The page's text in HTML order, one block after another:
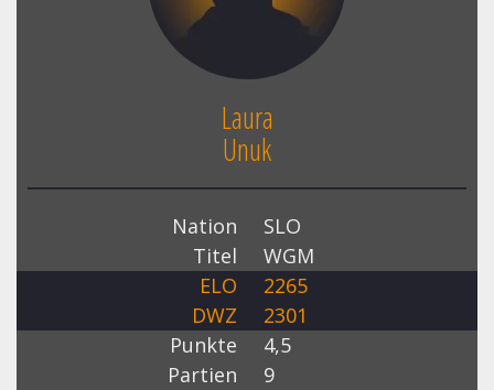
Laura
Unuk
Nation
SLO
Titel
WGM
ELO
2265
DWZ
2301
Punkte
4,5
Partien
9